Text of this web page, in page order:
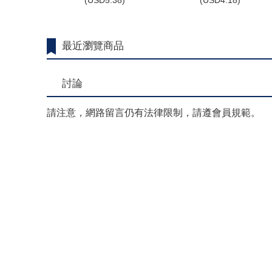
最近瀏覽商品
討論
請注意，網路留言仍有法律限制，請遵會員規範。